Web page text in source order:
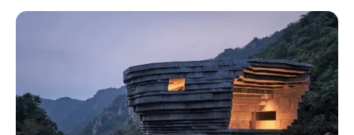
Gustavo Petrollegó sobre la 1:30 p.m. al
El Tarra, Norte de Santander,donde tuvo un
multitudinario recibimiento en medio de un fuerte
dispositivo de seguridad.